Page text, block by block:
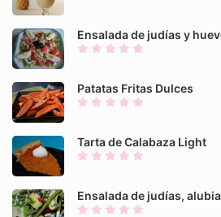
Ensalada de judías y
Patatas Fritas Dulces
Tarta de Calabaza Light
Ensalada de judías,